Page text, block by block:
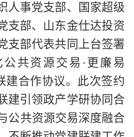
人事党支部、国家超级
支部、山东金仕达投资
支部代表共同上台签署
共资源交易·更廉易
建合作协议。此次签约
建引领政产学研协同合
公共资源交易深度融合